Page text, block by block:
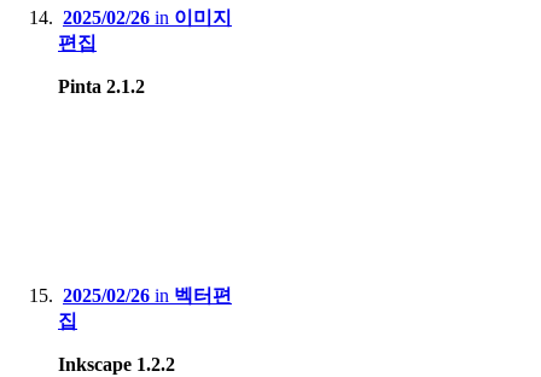
2025/02/26 in 이미지
편집
Pinta 2.1.2
2025/02/26 in 벡터편
집
Inkscape 1.2.2